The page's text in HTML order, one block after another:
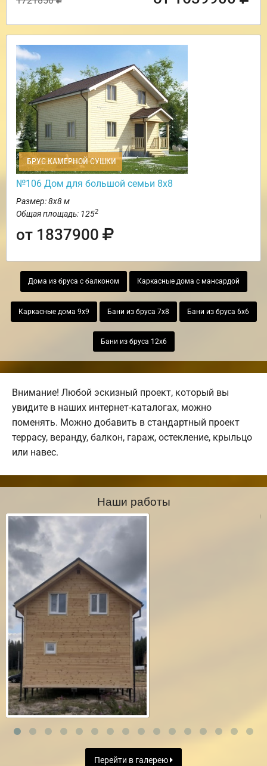
БРУС КАМЕРНОЙ СУШКИ
№106 Дом для большой семьи 8х8
Размер: 8х8 м
Общая площадь: 1252
от 1837900
Дома из бруса с балконом Каркасные дома с мансардой
Каркасные дома 9х9 Бани из бруса 7х8 Бани из бруса 6х6
Бани из бруса 12х6
Внимание! Любой эскизный проект, который вы
увидите в наших интернет-каталогах, можно
поменять. Можно добавить в стандартный проект
террасу, веранду, балкон, гараж, остекление, крыльцо
или навес.
Наши работы
Перейти в галерею